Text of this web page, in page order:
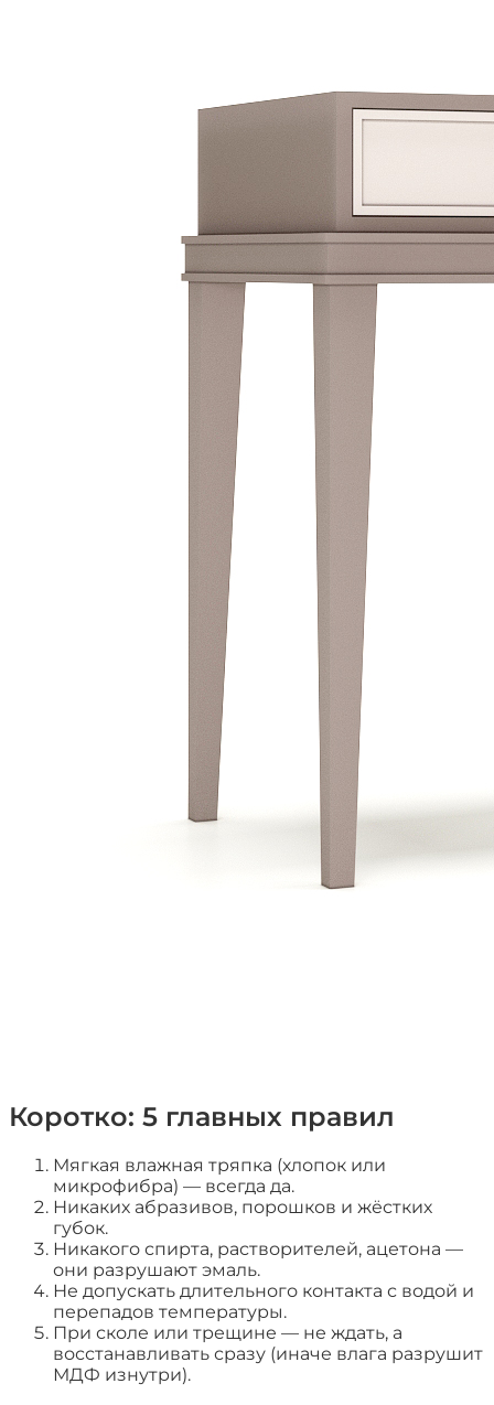
Коротко: 5 главных правил
Мягкая влажная тряпка (хлопок или
микрофибра) — всегда да.
Никаких абразивов, порошков и жёстких
губок.
Никакого спирта, растворителей, ацетона —
они разрушают эмаль.
Не допускать длительного контакта с водой и
перепадов температуры.
При сколе или трещине — не ждать, а
восстанавливать сразу (иначе влага разрушит
МДФ изнутри).